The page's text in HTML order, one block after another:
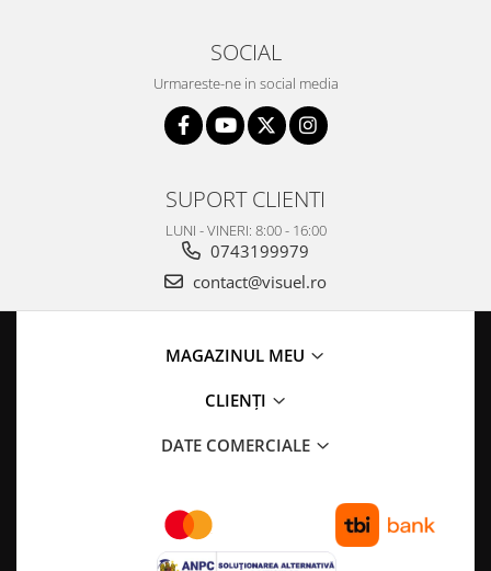
SOCIAL
Urmareste-ne in social media
SUPORT CLIENTI
LUNI - VINERI: 8:00 - 16:00
0743199979
contact@visuel.ro
MAGAZINUL MEU
CLIENȚI
DATE COMERCIALE